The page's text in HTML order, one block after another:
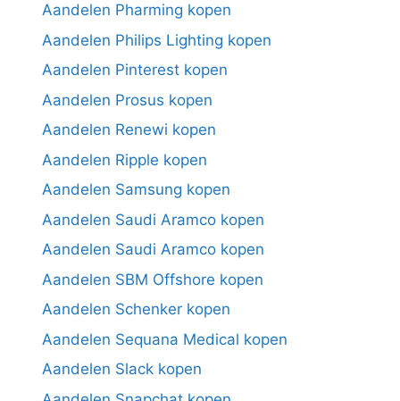
Aandelen Pharming kopen
Aandelen Philips Lighting kopen
Aandelen Pinterest kopen
Aandelen Prosus kopen
Aandelen Renewi kopen
Aandelen Ripple kopen
Aandelen Samsung kopen
Aandelen Saudi Aramco kopen
Aandelen Saudi Aramco kopen
Aandelen SBM Offshore kopen
Aandelen Schenker kopen
Aandelen Sequana Medical kopen
Aandelen Slack kopen